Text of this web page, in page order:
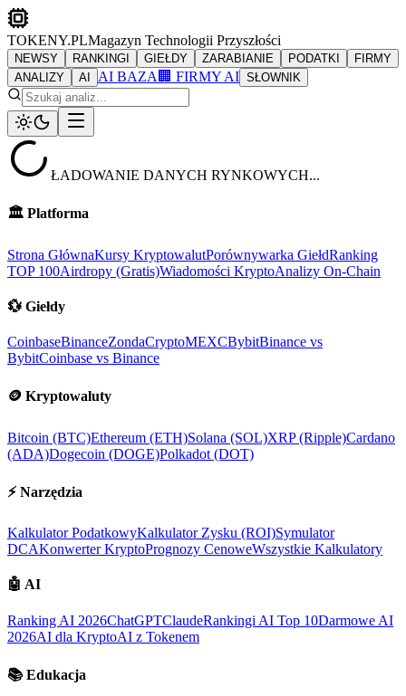
TOKENY.PLMagazyn Technologii Przyszłości
NEWSY RANKINGI GIEŁDY ZARABIANIE PODATKI
FIRMY
ANALIZY
AI AI BAZA 🏢 FIRMY AI SŁOWNIK
ŁADOWANIE DANYCH RYNKOWYCH...
🏛️ Platforma
Strona GłównaKursy KryptowalutPorównywarka GiełdRanking
TOP 100Airdropy (Gratis)Wiadomości KryptoAnalizy On-Chain
💱 Giełdy
CoinbaseBinanceZondaCryptoMEXCBybitBinance vs
BybitCoinbase vs Binance
🪙 Kryptowaluty
Bitcoin (BTC)Ethereum (ETH)Solana (SOL)XRP (Ripple)Cardano
(ADA)Dogecoin (DOGE)Polkadot (DOT)
⚡ Narzędzia
Kalkulator PodatkowyKalkulator Zysku (ROI)Symulator
DCAKonwerter KryptoPrognozy CenoweWszystkie Kalkulatory
🤖 AI
Ranking AI 2026ChatGPTClaudeRankingi AI Top 10Darmowe AI
2026AI dla KryptoAI z Tokenem
📚 Edukacja